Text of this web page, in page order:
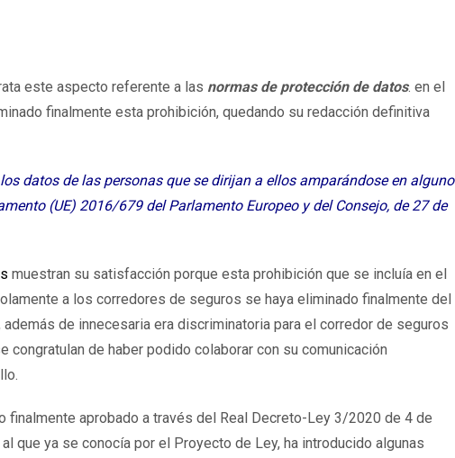
este aspecto referente a las normas de protección de datos. en el
finalmente esta prohibición, quedando su redacción definitiva
datos de las personas que se dirijan a ellos amparándose en alguno
(UE) 2016/679 del Parlamento Europeo y del Consejo, de 27 de
muestran su satisfacción porque esta prohibición que se incluía en el
a los corredores de seguros se haya eliminado finalmente del
de innecesaria era discriminatoria para el corredor de seguros
de haber podido colaborar con su comunicación
aprobado a través del Real Decreto-Ley 3/2020 de 4 de
que ya se conocía por el Proyecto de Ley, ha introducido algunas